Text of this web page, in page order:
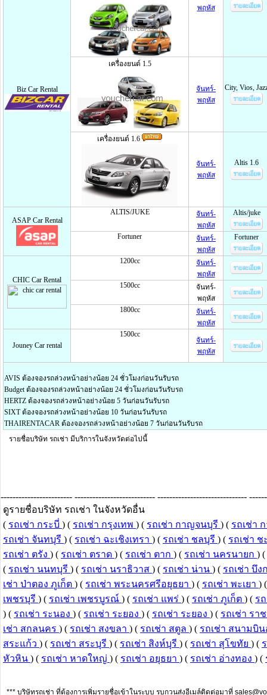
Biz Car Rental
พฤหัส
เครื่องยนต์ 1.5
จันทร์-
พฤหัส
City, Vios,
เครื่องยนต์ 1.6
จันทร์-
พฤหัส
Altis 1.6
ASAP Car Rental
ALTIS/JUKE
จันทร์-
พฤหัส
Altis/juke
Fortuner
จันทร์-
พฤหัส
Fortuner
CHIC Car Rental
1200cc
จันทร์-
พฤหัส
1500cc
จันทร์-
พฤหัส
1800cc
จันทร์-
พฤหัส
Jouney Car rental
1500cc
จันทร์-
พฤหัส
AVIS ต้องจองรถล่วงหน้าอย่างน้อย 24 ชั่วโมงก่อนวันรับรถ
Budget ต้องจองรถล่วงหน้าอย่างน้อย 24 ชั่วโมงก่อนวันรับรถ
HERTZ ต้องจองรถล่วงหน้าอย่างน้อย 5 วันก่อนวันรับรถ
SIXT ต้องจองรถล่วงหน้าอย่างน้อย 10 วันก่อนวันรับรถ
THAIRENTACAR ต้องจองรถล่วงหน้าอย่างน้อย 7 วันก่อนวันรับรถ
รายชื่อบริษัท รถเช่า มีบริการในจังหวัดต่อไปนี้
------------------------ --------------------------- ------------------------------
ดูรายชื่อบริษัท รถเช่า ในจังหวัดอื่น
( รถเช่า กระบี่ ) ( รถเช่า กรุงเทพ ) ( รถเช่า กาญจนบุรี ) ( รถเช่า
รถเช่า จันทบุรี ) ( รถเช่า ฉะเชิงเทรา ) ( รถเช่า ชลบุรี ) ( รถเช่า
รถเช่า ตรัง ) ( รถเช่า ตราด ) ( รถเช่า ตาก ) ( รถเช่า นครนายก ) (
( รถเช่า นนทบุรี ) ( รถเช่า นราธิวาส ) ( รถเช่า น่าน ) ( รถเช่า บึ
เช่า ป่าตอง ภูเก็ต ) ( รถเช่า พระนครศรีอยุธยา ) ( รถเช่า พะเยา )
เพชรบุรี ) ( รถเช่า เพชรบูรณ์ ) ( รถเช่า แพร่ ) ( รถเช่า ภูเก็ต ) ( ร
) ( รถเช่า ระนอง ) ( รถเช่า ระยอง ) ( รถเช่า ระยอง ) ( รถเช่า รา
เช่า สกลนคร ) ( รถเช่า สงขลา ) ( รถเช่า สตูล ) ( รถเช่า สนามบิ
สระแก้ว ) ( รถเช่า สระบุรี ) ( รถเช่า สิงห์บุรี ) ( รถเช่า สุโขทัย ) (
หัวหิน ) ( รถเช่า หาดใหญ่ ) ( รถเช่า อยุธยา ) ( รถเช่า อ่างทอง ) (
*** บริษัทรถเช่า ที่ต้องการเพิ่มรายชื่อเข้าในระบบ รบกวนส่งอีเมล์ติดต่อมาที่